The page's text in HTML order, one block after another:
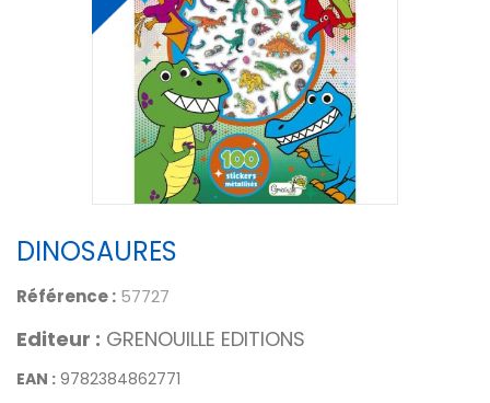
DINOSAURES
Référence : 57727
Editeur : GRENOUILLE EDITIONS
EAN : 9782384862771